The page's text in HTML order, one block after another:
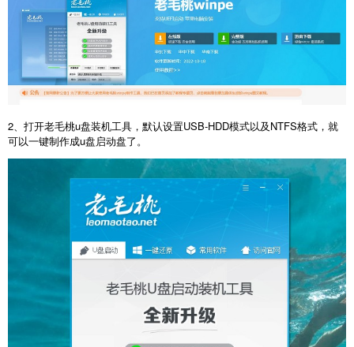
2、打开老毛桃u盘装机工具，默认设置USB-HDD模式以及NTFS格式，就
可以一键制作成u盘启动盘了。